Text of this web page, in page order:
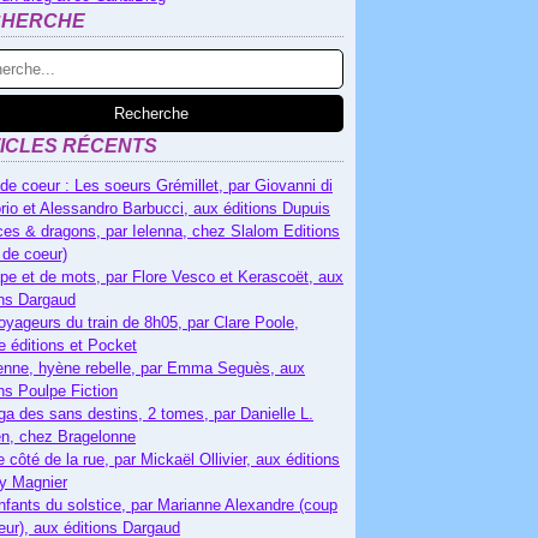
RÉCENTS
coeur : Les soeurs Grémillet, par Giovanni di
et Alessandro Barbucci, aux éditions Dupuis
& dragons, par Ielenna, chez Slalom Editions
coeur)
et de mots, par Flore Vesco et Kerascoët, aux
Dargaud
du train de 8h05, par Clare Poole,
éditions et Pocket
hyène rebelle, par Emma Seguès, aux
Poulpe Fiction
des sans destins, 2 tomes, par Danielle L.
chez Bragelonne
côté de la rue, par Mickaël Ollivier, aux éditions
Magnier
du solstice, par Marianne Alexandre (coup
aux éditions Dargaud